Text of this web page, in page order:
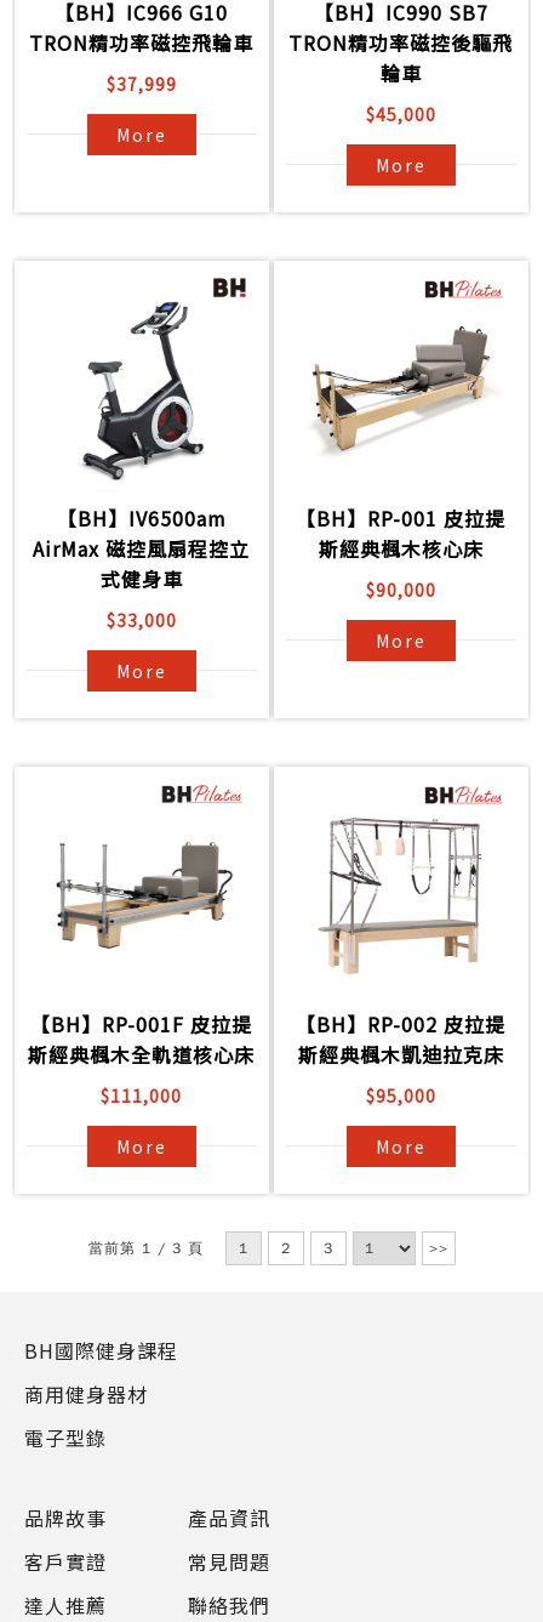
【BH】IC966 G10
TRON精功率磁控飛輪車
$37,999
More
【BH】IC990 SB7
TRON精功率磁控後驅飛
輪車
$45,000
More
【BH】IV6500am
AirMax 磁控風扇程控立
式健身車
$33,000
More
【BH】RP-001 皮拉提
斯經典楓木核心床
$90,000
More
【BH】RP-001F 皮拉提
斯經典楓木全軌道核心床
$111,000
More
【BH】RP-002 皮拉提
斯經典楓木凱迪拉克床
$95,000
More
當前第 1 / 3 頁 1 2 3 >>
品牌故事
客戶實證
達人推薦
產品資訊
常見問題
聯絡我們
BH國際健身課程
商用健身器材
電子型錄